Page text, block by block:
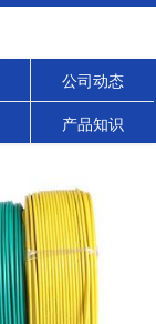
公司动态
产品知识